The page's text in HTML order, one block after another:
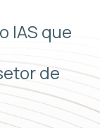
IAS que
de